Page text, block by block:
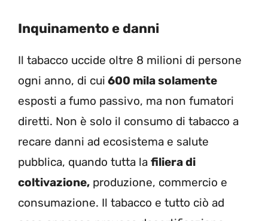
Inquinamento e danni
Il tabacco uccide oltre 8 milioni di persone
ogni anno, di cui 600 mila solamente
esposti a fumo passivo, ma non fumatori
diretti. Non è solo il consumo di tabacco a
recare danni ad ecosistema e salute
pubblica, quando tutta la filiera di
coltivazione, produzione, commercio e
consumazione. Il tabacco e tutto ciò ad